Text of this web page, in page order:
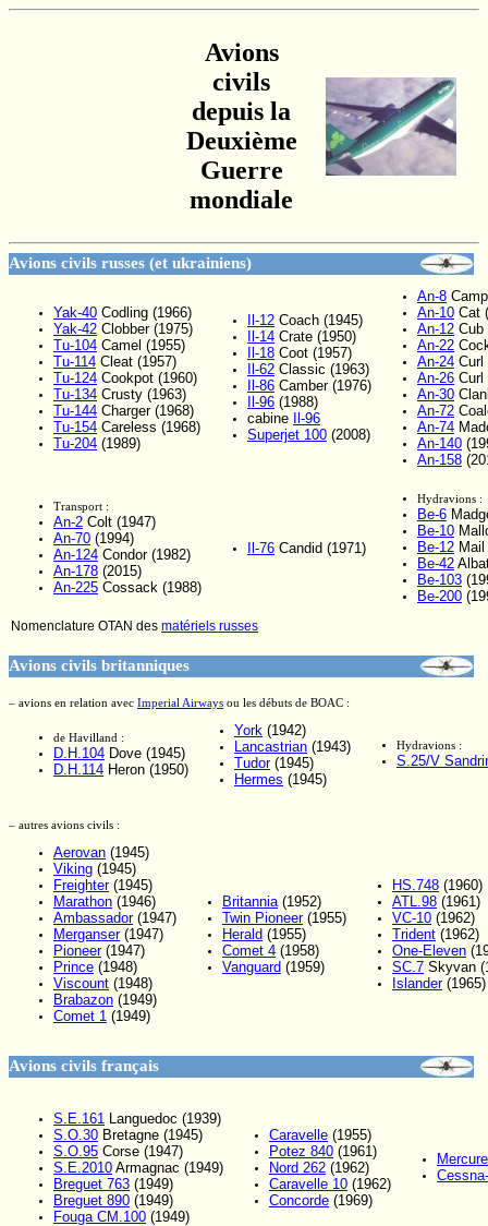
Avions
civils
depuis la
Deuxième
Guerre
mondiale
Avions civils russes (et ukrainiens)
Yak-40 Codling (1966)
Yak-42 Clobber (1975)
Tu-104 Camel (1955)
Tu-114 Cleat (1957)
Tu-124 Cookpot (1960)
Tu-134 Crusty (1963)
Tu-144 Charger (1968)
Tu-154 Careless (1968)
Tu-204 (1989)
Il-12 Coach (1945)
Il-14 Crate (1950)
Il-18 Coot (1957)
Il-62 Classic (1963)
Il-86 Camber (1976)
Il-96 (1988)
cabine Il-96
Superjet 100 (2008)
An-8
An-10 Cat
An-12 Cub
An-22
An-24 Curl
An-26 Curl
An-30
An-72
An-74
An-140
An-158
Transport :
An-2 Colt (1947)
An-70 (1994)
An-124 Condor (1982)
An-178 (2015)
An-225 Cossack (1988)
Il-76 Candid (1971)
Hydravions :
Be-6
Be-10
Be-12 Mail
Be-42
Be-103
Be-200
Nomenclature OTAN des matériels russes
Avions civils britanniques
– avions en relation avec Imperial Airways ou les débuts de BOAC :
de Havilland :
D.H.104 Dove (1945)
D.H.114 Heron (1950)
York (1942)
Lancastrian (1943)
Tudor(1945)
Hermes (1945)
Hydravions :
S.25/V
– autres avions civils :
Aerovan (1945)
Viking (1945)
Freighter(1945)
Marathon (1946)
Ambassador(1947)
Merganser(1947)
Pioneer(1947)
Prince (1948)
Viscount (1948)
Brabazon (1949)
Comet 1 (1949)
Britannia (1952)
Twin Pioneer(1955)
Herald (1955)
Comet 4 (1958)
Vanguard (1959)
HS.748 (1960)
ATL.98 (1961)
VC-10 (1962)
Trident (1962)
One-Eleven
SC.7 Skyvan
Islander(1965)
Avions civils français
S.E.161 Languedoc (1939)
S.O.30 Bretagne (1945)
S.O.95 Corse (1947)
S.E.2010 Armagnac (1949)
Breguet 763 (1949)
Breguet 890 (1949)
Fouga CM.100 (1949)
Caravelle (1955)
Potez 840 (1961)
Nord 262 (1962)
Caravelle 10 (1962)
Concorde (1969)
Mercure